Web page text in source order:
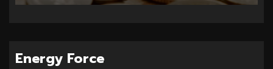
Energy Force